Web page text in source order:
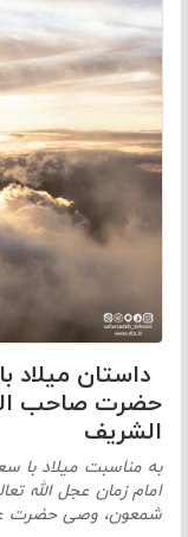
داستان
حضرت صاحب
الشریف
امام زمان عجل الله
شمعون، وصی حضرت